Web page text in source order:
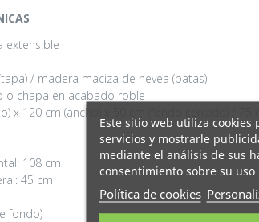
extensible
/ madera maciza de hevea (patas)
o chapa en acabado roble
x 120 cm (ancho) x 50 cm (fondo cerrado) / 75
108 cm
45 cm
fondo)
Este sitio web utiliza
servicios y mostrarle
mediante el análisis de sus
consentimiento sobre su
Política de cookies